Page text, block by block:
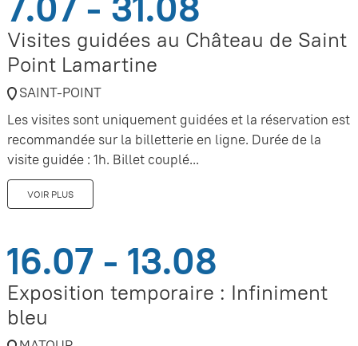
Visites guidées au Château de Saint
Point Lamartine
SAINT-POINT
Les visites sont uniquement guidées et la réservation est
recommandée sur la billetterie en ligne. Durée de la
visite guidée : 1h. Billet couplé...
VOIR PLUS
16.07 - 13.08
Exposition temporaire : Infiniment
bleu